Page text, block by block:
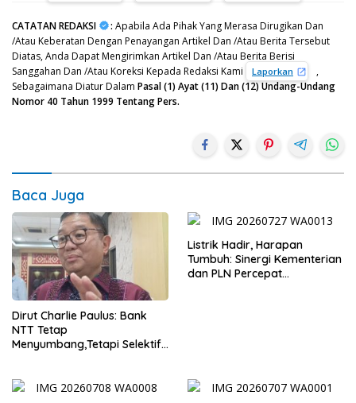
CATATAN REDAKSI : Apabila Ada Pihak Yang Merasa Dirugikan Dan
/Atau Keberatan Dengan Penayangan Artikel Dan /Atau Berita Tersebut
Diatas, Anda Dapat Mengirimkan Artikel Dan /Atau Berita Berisi
Sanggahan Dan /Atau Koreksi Kepada Redaksi Kami
Laporkan
,
Sebagaimana Diatur Dalam Pasal (1) Ayat (11) Dan (12) Undang-Undang
Nomor 40 Tahun 1999 Tentang Pers.
Baca Juga
Dirut Charlie Paulus: Bank
NTT Tetap
Menyumbang,Tetapi Selektif
Listrik Hadir, Harapan
Tumbuh: Sinergi Kementerian
dan PLN Percepat